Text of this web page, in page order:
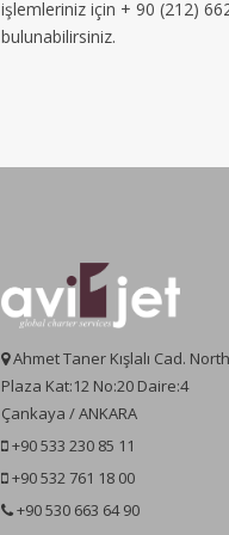
işlemleriniz için + 90 (212)
bulunabilirsiniz.
Ahmet Taner Kışlalı Cad.
Plaza Kat:12 No:20 Daire:4
Çankaya / ANKARA
+90 533 230 85 11
+90 532 761 18 00
+90 530 663 64 90